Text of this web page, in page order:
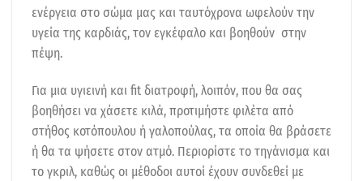
ενέργεια στο σώμα μας και ταυτόχρονα ωφελούν την
υγεία της καρδιάς, τον εγκέφαλο και βοηθούν στην
πέψη.
Για μια υγιεινή και fit διατροφή, λοιπόν, που θα σας
βοηθήσει να χάσετε κιλά, προτιμήστε φιλέτα από
στήθος κοτόπουλου ή γαλοπούλας, τα οποία θα βράσετε
ή θα τα ψήσετε στον ατμό. Περιορίστε το τηγάνισμα και
το γκριλ, καθώς οι μέθοδοι αυτοί έχουν συνδεθεί με